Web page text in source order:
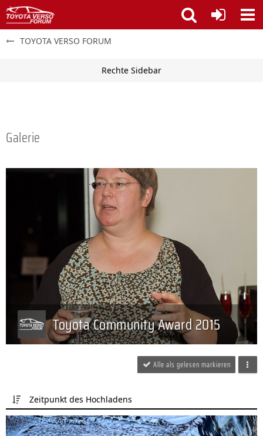
TOYOTA VERSO FORUM
Galerie
Toyota Community Award 2015
Alle als gelesen markieren
Zeitpunkt des Hochladens